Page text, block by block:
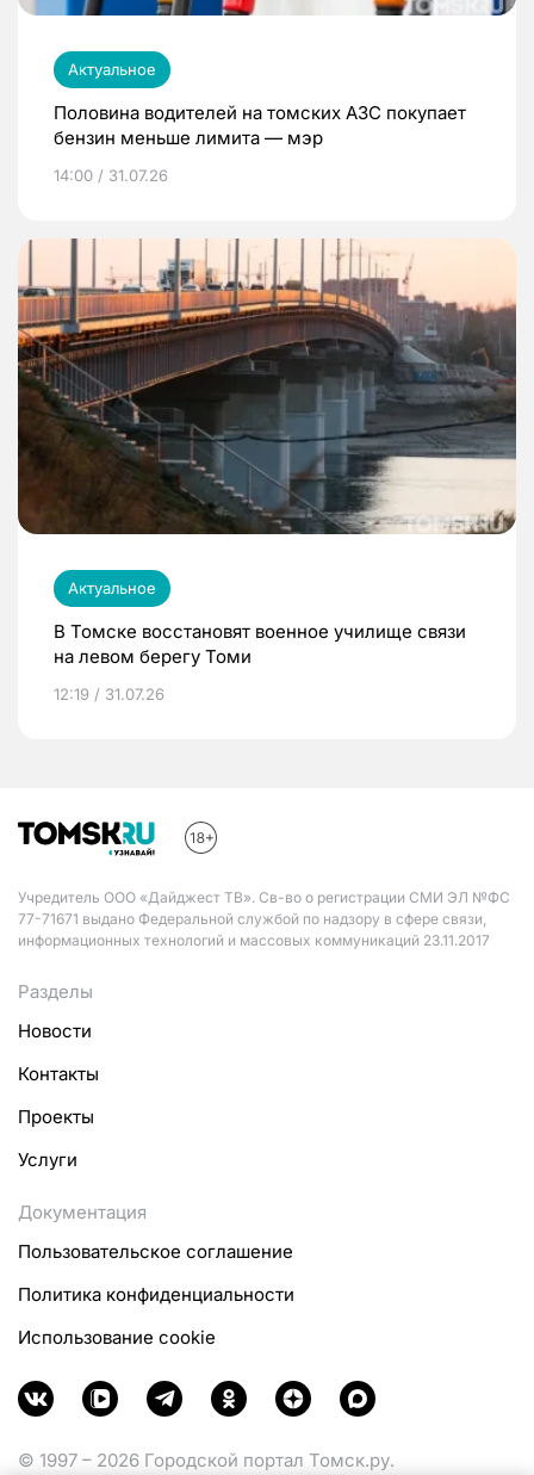
Актуальное
Половина водителей на томских АЗС покупает
бензин меньше лимита — мэр
14:00 / 31.07.26
Актуальное
В Томске восстановят военное училище связи
на левом берегу Томи
12:19 / 31.07.26
Учредитель ООО «Дайджест ТВ». Св-во о регистрации СМИ ЭЛ №ФС
77-71671 выдано Федеральной службой по надзору в сфере связи,
информационных технологий и массовых коммуникаций 23.11.2017
Разделы
Новости
Контакты
Проекты
Услуги
Документация
Пользовательское соглашение
Политика конфиденциальности
Использование cookie
© 1997 – 2026 Городской портал Томск.ру.